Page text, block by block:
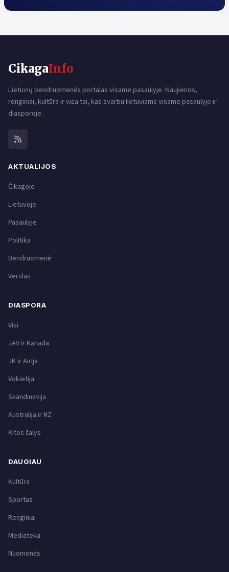
CikagaInfo
Lietuvių bendruomenės portalas visame pasaulyje. Naujienos,
renginiai, kultūra ir visa tai, kas svarbu lietuviams visame pasaulyje ir
diasporoje.
AKTUALIJOS
Čikagoje
Lietuvoje
Pasaulyje
Politika
Bendruomenė
Verslas
DIASPORA
Visi
JAV ir Kanada
JK ir Airija
Vokietija
Skandinavija
Australija ir NZ
Kitos šalys
DAUGIAU
Kultūra
Sportas
Renginiai
Mediateka
Nuomonės